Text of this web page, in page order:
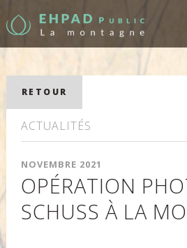
RETOUR
ACTUALITÉS
NOVEMBRE 2021
OPÉRATION
SCHUSS À LA